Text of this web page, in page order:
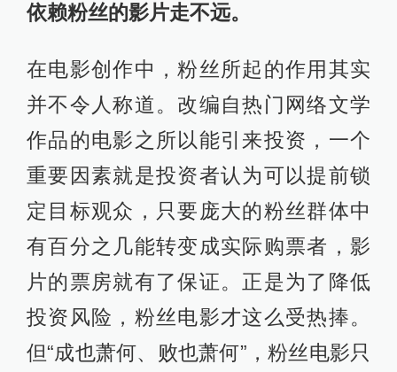
依赖粉丝的影片走不远。
在电影创作中，粉丝所起的作用其实
并不令人称道。改编自热门网络文学
作品的电影之所以能引来投资，一个
重要因素就是投资者认为可以提前锁
定目标观众，只要庞大的粉丝群体中
有百分之几能转变成实际购票者，影
片的票房就有了保证。正是为了降低
投资风险，粉丝电影才这么受热捧。
但“成也萧何、败也萧何”，粉丝电影只